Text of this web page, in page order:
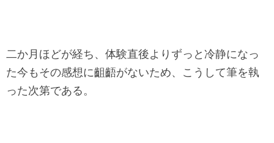
二か月ほどが経ち、体験直後よりずっと冷静になっ
た今もその感想に齟齬がないため、こうして筆を執
った次第である。